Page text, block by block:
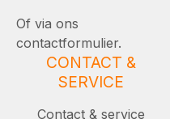
Of via ons
contactformulier.
CONTACT &
SERVICE
Contact & service